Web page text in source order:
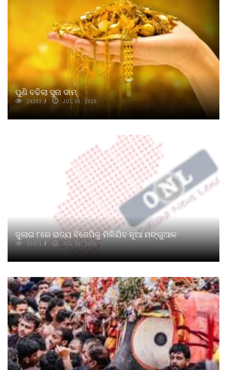
ପୁଣି ବଢିଲା ସୁନା ଦାମ୍‌
14193 JUL 05, 2025
ଜୁଲାଇ ୮ରେ ରାଜ୍ୟ ବିଜେପିକୁ ମିଳିଯିବ ନୂଆ ମଙ୍ଗୁଆଳ
13471 JUL 05, 2025